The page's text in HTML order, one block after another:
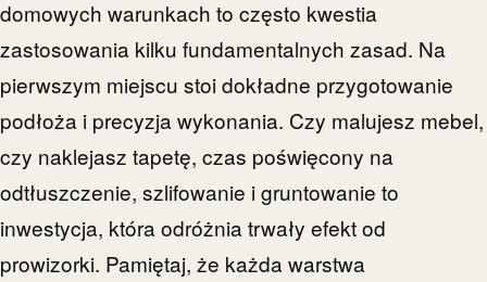
domowych warunkach to często kwestia
zastosowania kilku fundamentalnych zasad. Na
pierwszym miejscu stoi dokładne przygotowanie
podłoża i precyzja wykonania. Czy malujesz mebel,
czy naklejasz tapetę, czas poświęcony na
odtłuszczenie, szlifowanie i gruntowanie to
inwestycja, która odróżnia trwały efekt od
prowizorki. Pamiętaj, że każda warstwa